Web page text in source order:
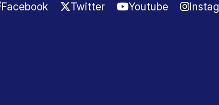
Facebook Twitter Youtube